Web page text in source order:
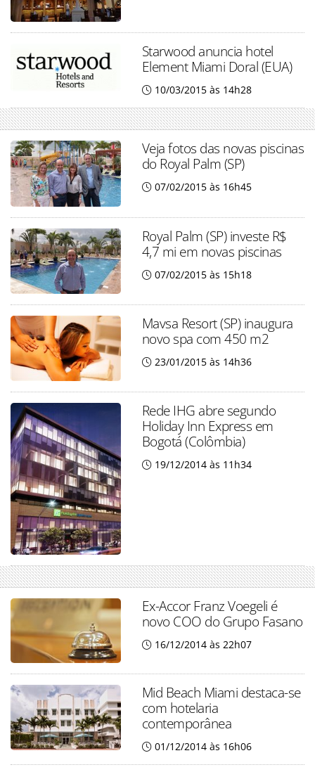
Starwood anuncia hotel
Element Miami Doral (EUA)
10/03/2015 às 14h28
Veja fotos das novas piscinas
do Royal Palm (SP)
07/02/2015 às 16h45
Royal Palm (SP) investe R$
4,7 mi em novas piscinas
07/02/2015 às 15h18
Mavsa Resort (SP) inaugura
novo spa com 450 m2
23/01/2015 às 14h36
Rede IHG abre segundo
Holiday Inn Express em
Bogotá (Colômbia)
19/12/2014 às 11h34
Ex-Accor Franz Voegeli é
novo COO do Grupo Fasano
16/12/2014 às 22h07
Mid Beach Miami destaca-se
com hotelaria
contemporânea
01/12/2014 às 16h06